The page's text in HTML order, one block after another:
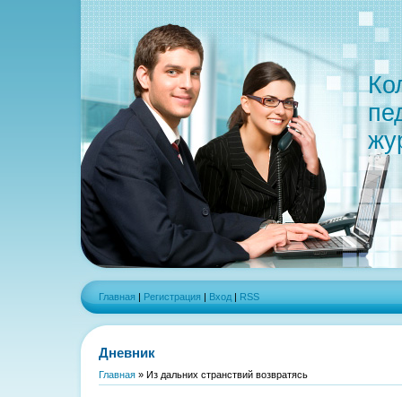
Главная | Регистрация | Вход | RSS
Дневник
Главная » Из дальних странствий возвратясь